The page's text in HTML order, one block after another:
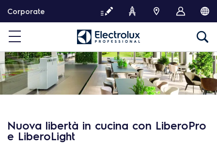
a
a
l
c
o
Corporate
Nuova libertà in cucina con LiberoPro
e LiberoLight